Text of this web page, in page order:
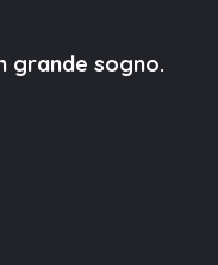
grande sogno.